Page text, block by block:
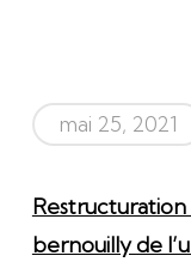
mai 25, 2021
bernouilly de